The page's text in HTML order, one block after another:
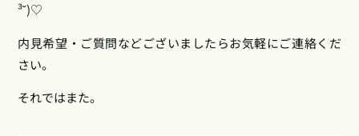
³˘)♡
内見希望・ご質問などございましたらお気軽にご連絡くだ
さい。
それではまた。